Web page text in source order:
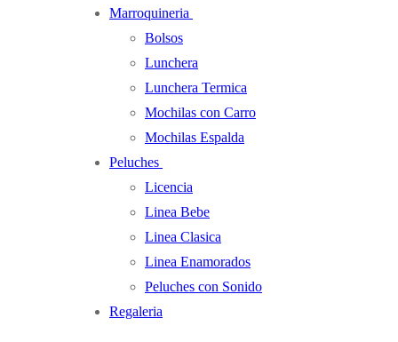
Marroquineria
Bolsos
Lunchera
Lunchera Termica
Mochilas con Carro
Mochilas Espalda
Peluches
Licencia
Linea Bebe
Linea Clasica
Linea Enamorados
Peluches con Sonido
Regaleria